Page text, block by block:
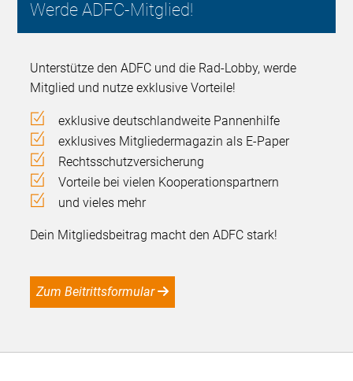
Werde ADFC-Mitglied!
Unterstütze den ADFC und die Rad-Lobby, werde
Mitglied und nutze exklusive Vorteile!
exklusive deutschlandweite Pannenhilfe
exklusives Mitgliedermagazin als E-Paper
Rechtsschutzversicherung
Vorteile bei vielen Kooperationspartnern
und vieles mehr
Dein Mitgliedsbeitrag macht den ADFC stark!
Zum Beitrittsformular